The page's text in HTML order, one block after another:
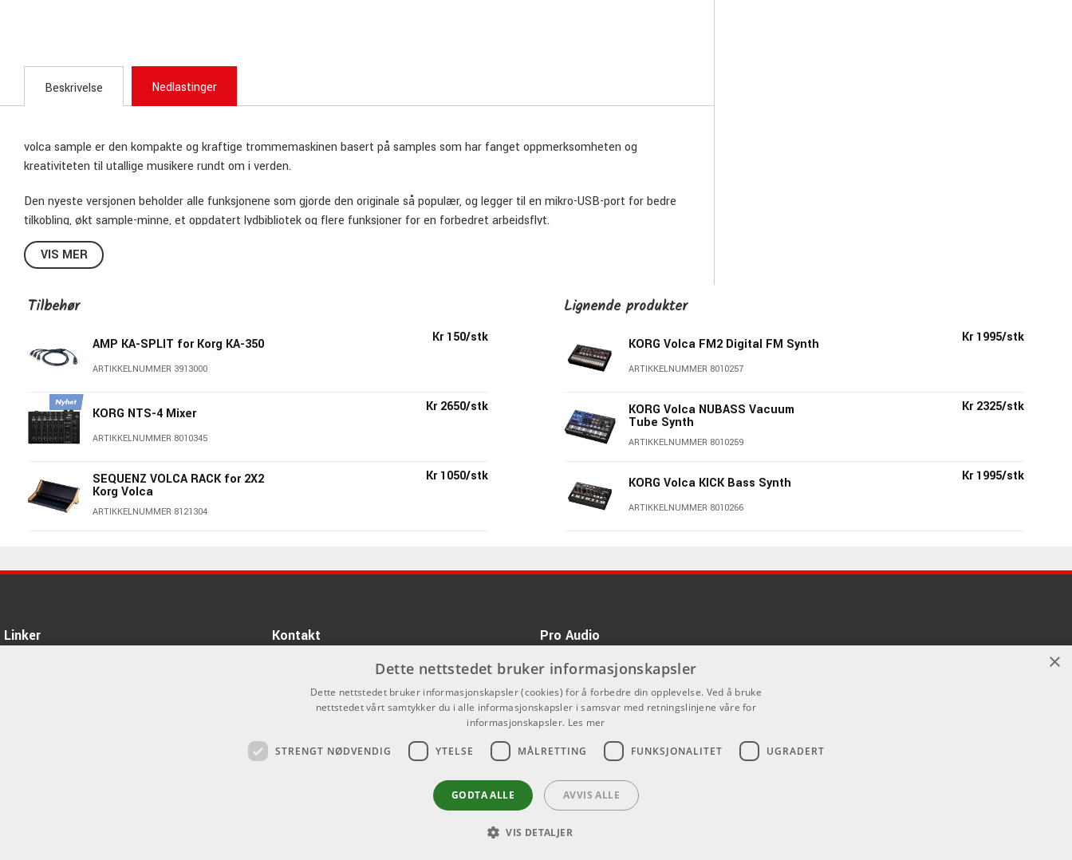
Beskrivelse Nedlastinger
volca sample er den kompakte og kraftige trommemaskinen basert på samples som har fanget oppmerksomheten og
kreativiteten til utallige musikere rundt om i verden.
Den nyeste versjonen beholder alle funksjonene som gjorde den originale så populær, og legger til en mikro-USB-port for bedre
tilkobling, økt sample-minne, et oppdatert lydbibliotek og flere funksjoner for en forbedret arbeidsflyt.
VIS MER
Tilbehør
AMP KA-SPLIT for Korg KA-350
ARTIKKELNUMMER 3913000
Kr 150/stk
KORG NTS-4 Mixer
ARTIKKELNUMMER 8010345
Kr 2650/stk
SEQUENZ VOLCA RACK for 2X2
Korg Volca
ARTIKKELNUMMER 8121304
Kr 1050/stk
ARTIKKELNUMMER 8059350
Lignende produkter
KORG Volca FM2 Digital FM Synth
ARTIKKELNUMMER 8010257
Kr 1995/stk
KORG Volca NUBASS Vacuum
Tube Synth
ARTIKKELNUMMER 8010259
Kr 2325/stk
KORG Volca KICK Bass Synth
ARTIKKELNUMMER 8010266
Kr 1995/stk
KORG Volca BASS Analog Bass
synth
KORG Volca MODULAR Synth
ARTIKKELNUMMER 8010267
Linker Kontakt
Som privatperson kan du ikke kjøpe på denne nettsiden,
info@emnordic.no
Pro Audio
×
Dette nettstedet bruker informasjonskapsler
Dette nettstedet bruker informasjonskapsler (cookies) for å forbedre din opplevelse. Ved å bruke
nettstedet vårt samtykker du i alle informasjonskapsler i samsvar med retningslinjene våre for
informasjonskapsler. Les mer
STRENGT NØDVENDIG YTELSE MÅLRETTING FUNKSJONALITET UGRADERT
GODTA ALLE AVVIS ALLE
VIS DETALJER